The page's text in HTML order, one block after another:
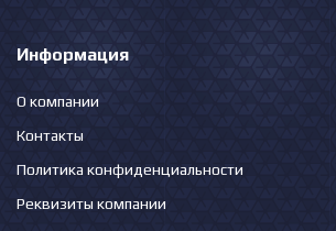
Информация
О компании
Контакты
Политика конфиденциальности
Реквизиты компании